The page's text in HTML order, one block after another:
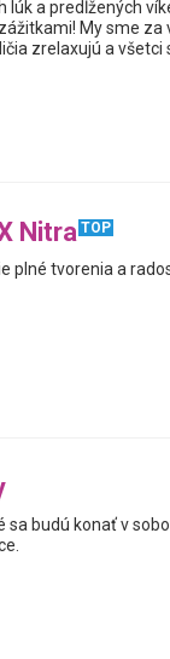
lúk a predĺžených
My sme za
zrelaxujú a všetci
Nitra TOP
plné tvorenia a
sa budú konať v